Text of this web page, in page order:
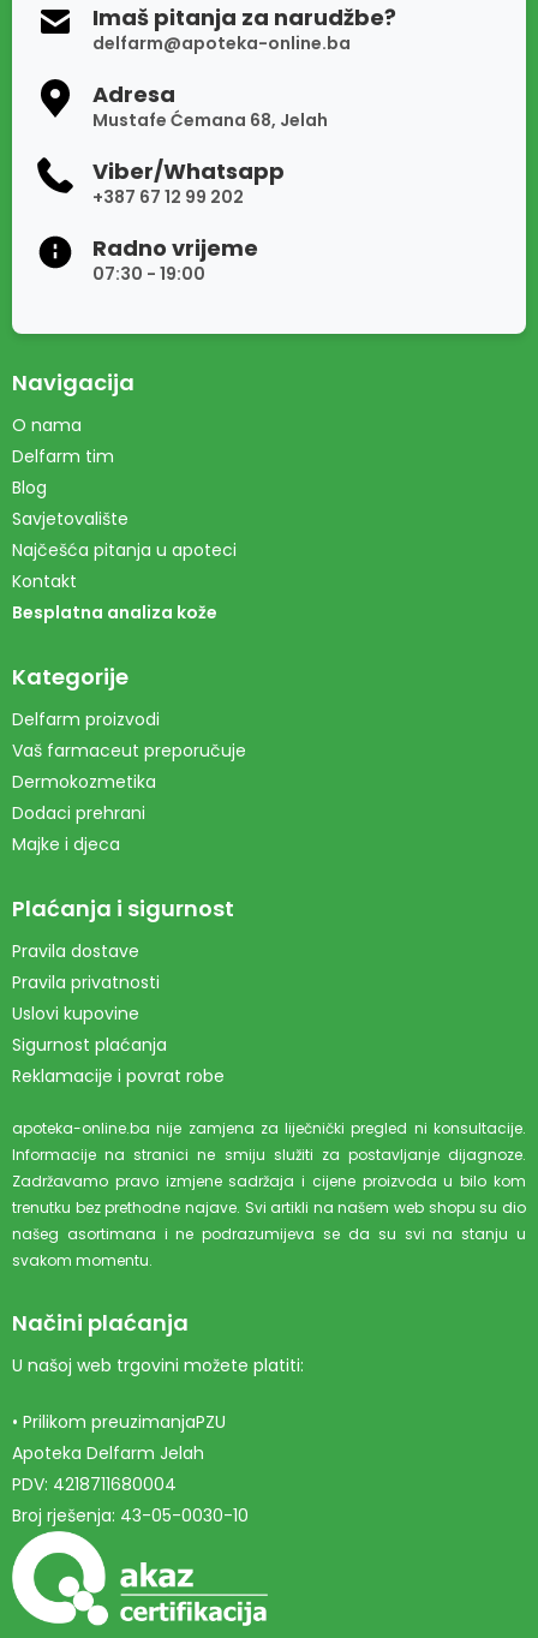
Imaš pitanja za narudžbe?
delfarm@apoteka-online.ba
Adresa
Mustafe Ćemana 68, Jelah
Viber/Whatsapp
+387 67 12 99 202
Radno vrijeme
07:30 - 19:00
Navigacija
O nama
Delfarm tim
Blog
Savjetovalište
Najčešća pitanja u apoteci
Kontakt
Besplatna analiza kože
Kategorije
Delfarm proizvodi
Vaš farmaceut preporučuje
Dermokozmetika
Dodaci prehrani
Majke i djeca
Plaćanja i sigurnost
Pravila dostave
Pravila privatnosti
Uslovi kupovine
Sigurnost plaćanja
Reklamacije i povrat robe
apoteka-online.ba nije zamjena za liječnički pregled ni konsultacije.
Informacije na stranici ne smiju služiti za postavljanje dijagnoze.
Zadržavamo pravo izmjene sadržaja i cijene proizvoda u bilo kom
trenutku bez prethodne najave. Svi artikli na našem web shopu su dio
našeg asortimana i ne podrazumijeva se da su svi na stanju u
svakom momentu.
Načini plaćanja
U našoj web trgovini možete platiti:
• Prilikom preuzimanjaPZU
Apoteka Delfarm Jelah
PDV: 4218711680004
Broj rješenja: 43-05-0030-10